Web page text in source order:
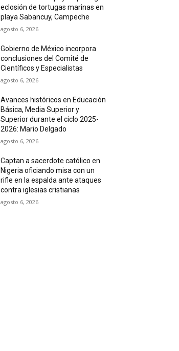
eclosión de tortugas marinas en
playa Sabancuy, Campeche
agosto 6, 2026
Gobierno de México incorpora
conclusiones del Comité de
Científicos y Especialistas
agosto 6, 2026
Avances históricos en Educación
Básica, Media Superior y
Superior durante el ciclo 2025-
2026: Mario Delgado
agosto 6, 2026
Captan a sacerdote católico en
Nigeria oficiando misa con un
rifle en la espalda ante ataques
contra iglesias cristianas
agosto 6, 2026